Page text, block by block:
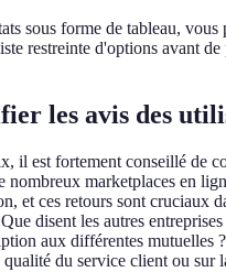
sous forme de tableau, vous
restreinte d'options avant de
les avis des
il est fortement conseillé de
nombreux marketplaces en
et ces retours sont cruciaux
disent les autres entreprises
aux différentes mutuelles
du service client ou sur